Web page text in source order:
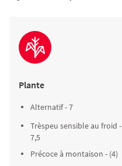
Plante
Alternatif - 7
Trèspeu sensible au froid -
7,5
Précoce à montaison - (4)